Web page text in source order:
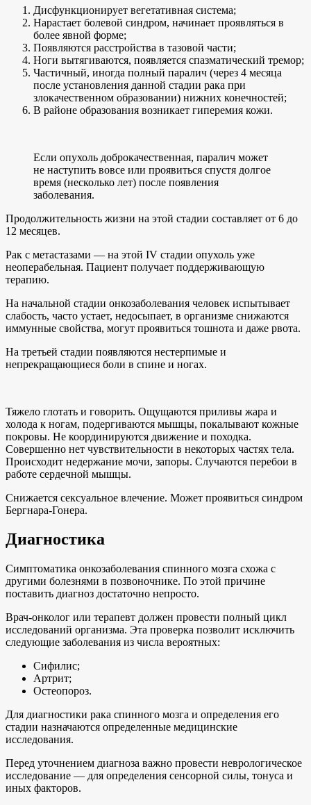
Дисфункционирует вегетативная система;
Нарастает болевой синдром, начинает проявляться в
более явной форме;
Появляются расстройства в тазовой части;
Ноги вытягиваются, появляется спазматический тремор;
Частичный, иногда полный паралич (через 4 месяца
после установления данной стадии рака при
злокачественном образовании) нижних конечностей;
В районе образования возникает гиперемия кожи.
Если опухоль доброкачественная, паралич может
не наступить вовсе или проявиться спустя долгое
время (несколько лет) после появления
заболевания.
Продолжительность жизни на этой стадии составляет от 6 до
12 месяцев.
Рак с метастазами — на этой IV стадии опухоль уже
неоперабельная. Пациент получает поддерживающую
терапию.
На начальной стадии онкозаболевания человек испытывает
слабость, часто устает, недосыпает, в организме снижаются
иммунные свойства, могут проявиться тошнота и даже рвота.
На третьей стадии появляются нестерпимые и
непрекращающиеся боли в спине и ногах.
Тяжело глотать и говорить. Ощущаются приливы жара и
холода к ногам, подергиваются мышцы, покалывают кожные
покровы. Не координируются движение и походка.
Совершенно нет чувствительности в некоторых частях тела.
Происходит недержание мочи, запоры. Случаются перебои в
работе сердечной мышцы.
Снижается сексуальное влечение. Может проявиться синдром
Бергнара-Гонера.
Диагностика
Симптоматика онкозаболевания спинного мозга схожа с
другими болезнями в позвоночнике. По этой причине
поставить диагноз достаточно непросто.
Врач-онколог или терапевт должен провести полный цикл
исследований организма. Эта проверка позволит исключить
следующие заболевания из числа вероятных:
Сифилис;
Артрит;
Остеопороз.
Для диагностики рака спинного мозга и определения его
стадии назначаются определенные медицинские
исследования.
Перед уточнением диагноза важно провести неврологическое
исследование — для определения сенсорной силы, тонуса и
иных факторов.